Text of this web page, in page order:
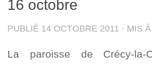
16 octobre
PUBLIÉ 14 OCTOBRE 2011 · MIS
La paroisse de Crécy-la-